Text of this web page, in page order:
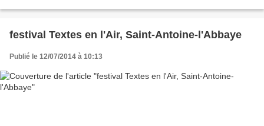
festival Textes en l'Air, Saint-Antoine-l'Abbaye
Publié le 12/07/2014 à 10:13